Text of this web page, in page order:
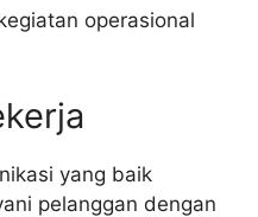
operasional
yang baik
pelanggan dengan